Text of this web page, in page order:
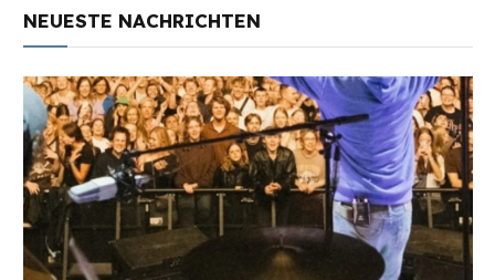
NEUESTE NACHRICHTEN